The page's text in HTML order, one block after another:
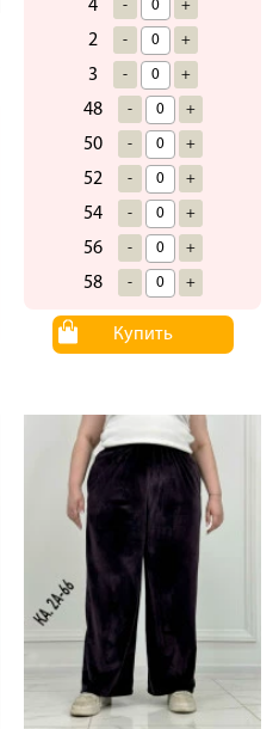
4 - +
2 - +
3 - +
48 - +
50 - +
52 - +
54 - +
56 - +
58 - +
Купить